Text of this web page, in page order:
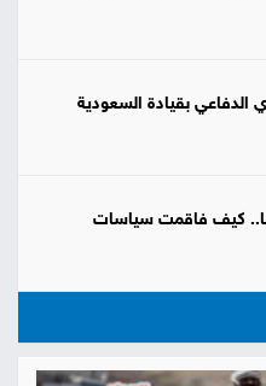
الدفاعي بقيادة السعودية
كيف فاقمت سياسات